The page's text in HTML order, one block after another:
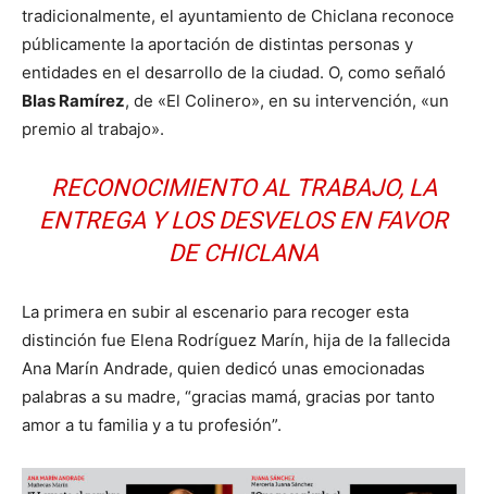
tradicionalmente, el ayuntamiento de Chiclana reconoce
públicamente la aportación de distintas personas y
entidades en el desarrollo de la ciudad. O, como señaló
Blas Ramírez, de «El Colinero», en su intervención, «un
premio al trabajo».
RECONOCIMIENTO AL TRABAJO, LA
ENTREGA Y LOS DESVELOS EN FAVOR
DE CHICLANA
La primera en subir al escenario para recoger esta
distinción fue Elena Rodríguez Marín, hija de la fallecida
Ana Marín Andrade, quien dedicó unas emocionadas
palabras a su madre, “gracias mamá, gracias por tanto
amor a tu familia y a tu profesión”.